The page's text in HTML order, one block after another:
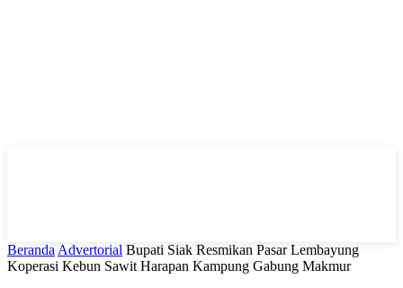
Beranda Advertorial Bupati Siak Resmikan Pasar Lembayung
Koperasi Kebun Sawit Harapan Kampung Gabung Makmur